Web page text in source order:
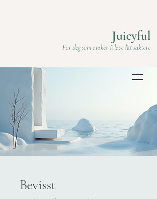
Juicyful
For deg som ønsker å leve litt saktere
Bevisst